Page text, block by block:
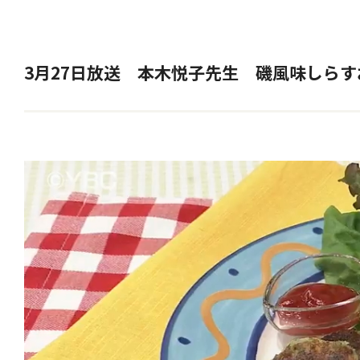
3月27日放送 本木悦子先生 磯風味しらす